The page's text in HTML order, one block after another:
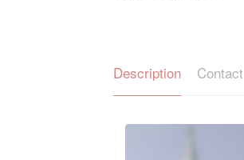
Description Contact